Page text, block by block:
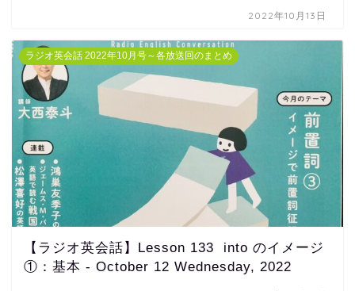
2022年10月13日
ラジオ英会話 2022年10月号～各放送回のまとめ
【ラジオ英会話】Lesson 133 into のイメージ
①：基本 - October 12 Wednesday, 2022